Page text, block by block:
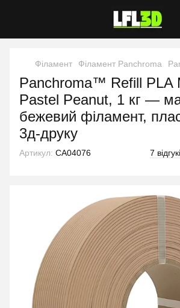
Філамент Філамент Panchroma
Panchroma™ Refill PLA
Pastel Peanut, 1 кг —
бежевий філамент,
3д-друку
Артикул: CA04076 7